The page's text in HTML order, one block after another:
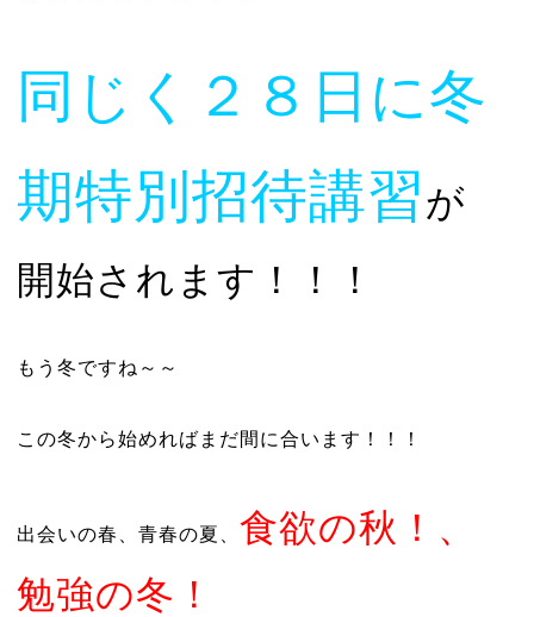
同じく２８日に冬
期特別招待講習が
開始されます！！！
もう冬ですね～～
この冬から始めればまだ間に合います！！！
出会いの春、青春の夏、 食欲の秋！、
勉強の冬！